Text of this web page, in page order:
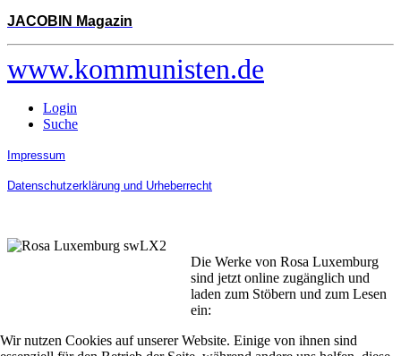
JACOBIN Magazin
www.kommunisten.de
Login
Suche
Impressum
Datenschutzerklärung und Urheberrecht
Die Werke von Rosa Luxemburg
sind jetzt online zugänglich und
laden zum Stöbern und zum Lesen
ein:
Wir nutzen Cookies auf unserer Website. Einige von ihnen sind